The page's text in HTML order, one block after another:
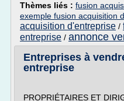
Thèmes liés : fusion
exemple fusion acquisition
acquisition d'entreprise /
entreprise / annonce
Entreprises à
entreprise
PROPRIÉTAIRES ET